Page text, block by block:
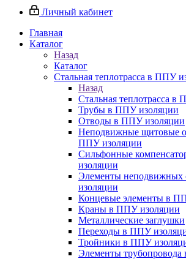
Личный кабинет
Главная
Каталог
Назад
Каталог
Стальная теплотрасса в ППУ
Назад
Стальная теплотрасса в
Трубы в ППУ изоляции
Отводы в ППУ изоляции
Неподвижные щитовые
ППУ изоляции
Cильфонные
изоляции
Элементы
изоляции
Концевые элементы в
Краны в ППУ изоляции
Металлические заглушки
Переходы в ППУ
Тройники в ППУ
Элементы